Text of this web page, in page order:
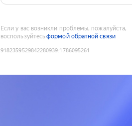
Если у вас возникли проблемы, пожалуйста,
воспользуйтесьформой обратной связи
9182359529842280939:1786095261